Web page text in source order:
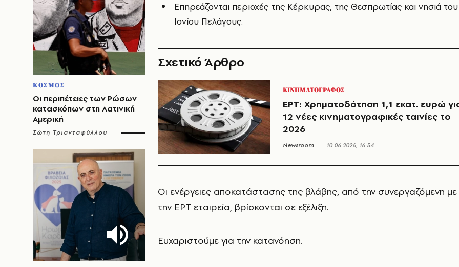
ΚΟΣΜΟΣ
Οι περιπέτειες των Ρώσων
κατασκόπων στη Λατινική
Αμερική
Σώτη Τριανταφύλλου
Επηρεάζονται περιοχές της Κέρκυρας, της Θεσπρωτίας και νησιά του
Ιονίου Πελάγους.
Σχετικό Άρθρο
ΚΙΝΗΜΑΤΟΓΡΑΦΟΣ
ΕΡΤ: Χρηματοδότηση 1,1 εκατ. ευρώ
12 νέες κινηματογραφικές ταινίες το
2026
Newsroom 10.06.2026, 16:54
Οι ενέργειες αποκατάστασης της βλάβης, από την συνεργαζόμενη με
την ΕΡΤ εταιρεία, βρίσκονται σε εξέλιξη.
Ευχαριστούμε για την κατανόηση.